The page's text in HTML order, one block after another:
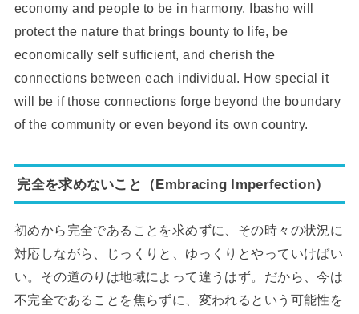
economy and people to be in harmony. Ibasho will
protect the nature that brings bounty to life, be
economically self sufficient, and cherish the
connections between each individual. How special it
will be if those connections forge beyond the boundary
of the community or even beyond its own country.
完全を求めないこと（Embracing Imperfection）
初めから完全であることを求めずに、その時々の状況に
対応しながら、じっくりと、ゆっくりとやっていけばい
い。その道のりは地域によって違うはず。だから、今は
不完全であることを焦らずに、変われるという可能性を